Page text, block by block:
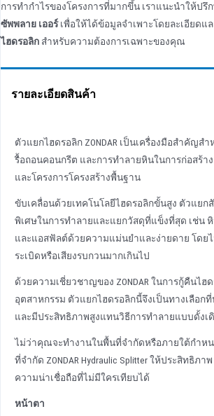
การทํากําไรของโครงการที่มากขึ้น เราแนะนําให้ป
ซัพพลาย เออร์เพื่อให้ได้ข้อมูลจําเพาะโดยละเอียดแ
ไฮดรอลิก สําหรับความต้องการเฉพาะของคุณ
รายละเอียดสินค้า
ตัวแยกไฮดรอลิก ZONDAR เป็นเครื่องมือสําคัญสํ
รื้อถอนคอนกรีต และการทําลายหินในการก่อสร้า
และโครงการโครงสร้างพื้นฐาน
ขับเคลื่อนด้วยเทคโนโลยีไฮดรอลิกขั้นสูง ตัวแย
พิเศษในการทําลายและแยกวัสดุที่แข็งที่สุด เช่น
และแอสฟัลต์ด้วยความแม่นยําและง่ายดาย โดย
ระเบิดหรือเสียงรบกวนมากเกินไป
ด้วยความเชี่ยวชาญของ ZONDAR ในการกู้คืนไฮ
อุตสาหกรรม ตัวแยกไฮดรอลิกนี้จึงเป็นทางเลือก
และมีประสิทธิภาพสูงแทนวิธีการทําลายแบบดั้งเ
ไม่ว่าคุณจะทํางานในพื้นที่จํากัดหรือภายใต้กําหน
ที่จํากัด ZONDAR Hydraulic Splitter ให้ประสิทธิภ
ความน่าเชื่อถือที่ไม่มีใครเทียบได้
หน้าตา